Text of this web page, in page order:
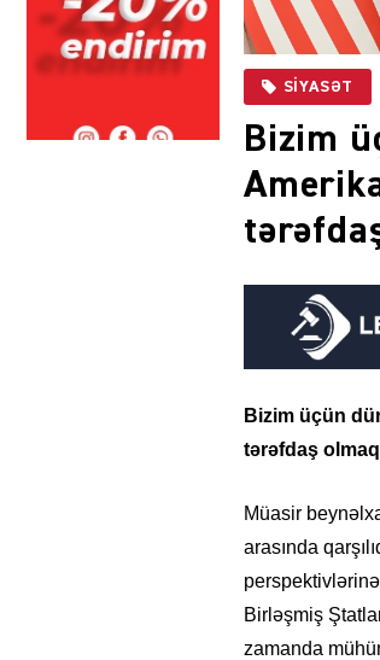
SIYASƏT
Bizim
Bizim üçün
tərəfdaş
Müasir
arasında
Birləşmiş
zamanda